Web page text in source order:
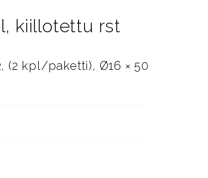
kiillotettu rst
(2 kpl/paketti), Ø16 × 50